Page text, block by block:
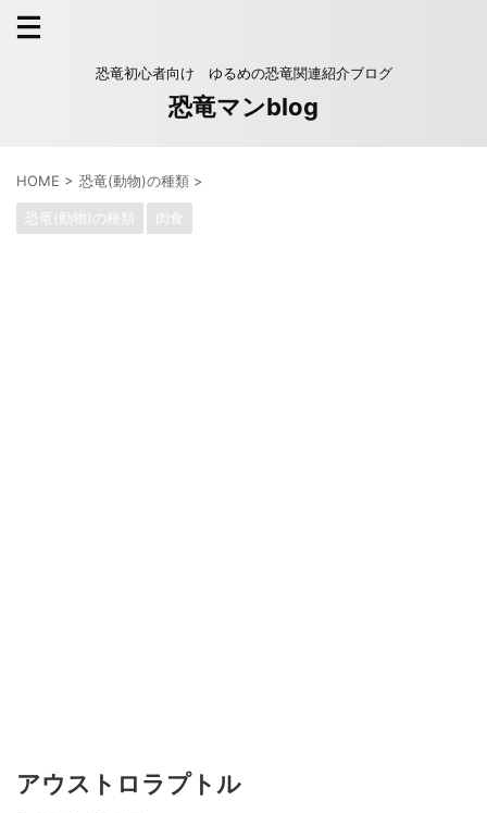
恐竜初心者向け ゆるめの恐竜関連紹介ブログ
恐竜マンblog
HOME > 恐竜(動物)の種類 >
恐竜(動物)の種類 肉食
アウストロラプトル